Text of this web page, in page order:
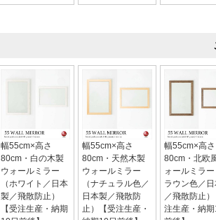
幅55cm×高さ
80cm・白の木製
ウォールミラー
（ホワイト／日本
製／飛散防止）
【受注生産・納期
幅55cm×高さ
80cm・天然木製
ウォールミラー
（ナチュラル色／
日本製／飛散防
止）【受注生産・
幅55cm×高さ
80cm・北欧
ォールミラ
ラウン色／
／飛散防止
注生産・納期